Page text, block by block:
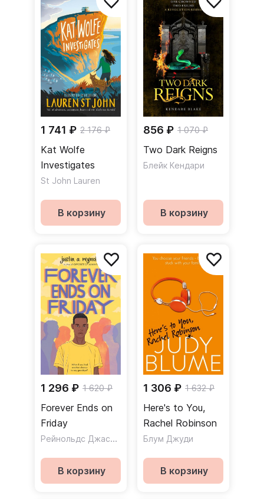
1 741 ₽ 2 176 ₽
Kat Wolfe
Investigates
St John Lauren
В корзину
856 ₽ 1 070 ₽
Two Dark Reigns
Блейк Кендари
В корзину
1 296 ₽ 1 620 ₽
Forever Ends on
Friday
Рейнольдс Джастин
В корзину
1 306 ₽ 1 632 ₽
Here's to You,
Rachel Robinson
Блум Джуди
В корзину